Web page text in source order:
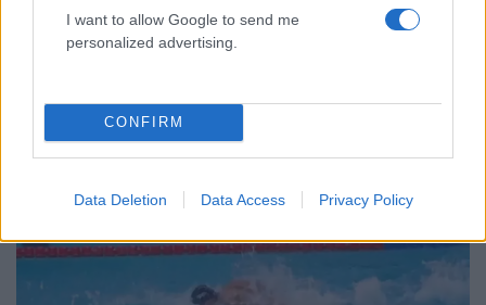
I want to allow Google to send me
personalized advertising.
CONFIRM
Data Deletion Data Access Privacy Policy
10 χρόνια έμαθαν ότι η μπάλα είναι
πορτοκαλί»
Αθλητικά:
Περισσότερα άρθρα